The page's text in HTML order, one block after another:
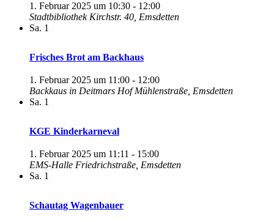
1. Februar 2025 um 10:30 - 12:00
Stadtbibliothek Kirchstr. 40, Emsdetten
Sa. 1
Frisches Brot am Backhaus
1. Februar 2025 um 11:00 - 12:00
Backkaus in Deitmars HofMühlenstraße, Emsdetten
Sa. 1
KGE Kinderkarneval
1. Februar 2025 um 11:11 - 15:00
EMS-Halle Friedrichstraße, Emsdetten
Sa. 1
Schautag Wagenbauer